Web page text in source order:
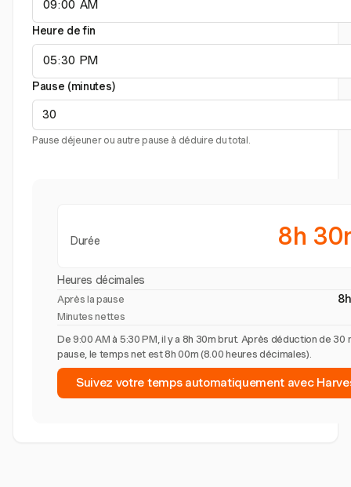
Heure de fin
Pause (minutes)
Pause déjeuner ou autre pause à déduire du total.
Durée 8h
Heures décimales
Après la pause
Minutes nettes
De 9:00 AM à 5:30 PM, il y a 8h 30m brut. Après déduction de 30
pause, le temps net est 8h 00m (8.00 heures décimales).
Suivez votre temps automatiquement avec